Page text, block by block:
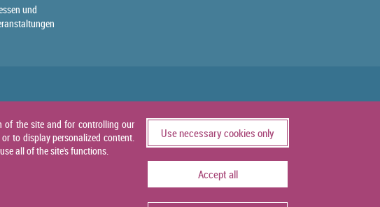
und
of the site and for controlling our
to display personalized content.
all of the site's functions.
Use necessary cookies only
Accept all